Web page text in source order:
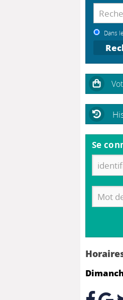
Dans
Se